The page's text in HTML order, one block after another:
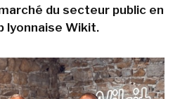
du secteur public en
lyonnaise Wikit.